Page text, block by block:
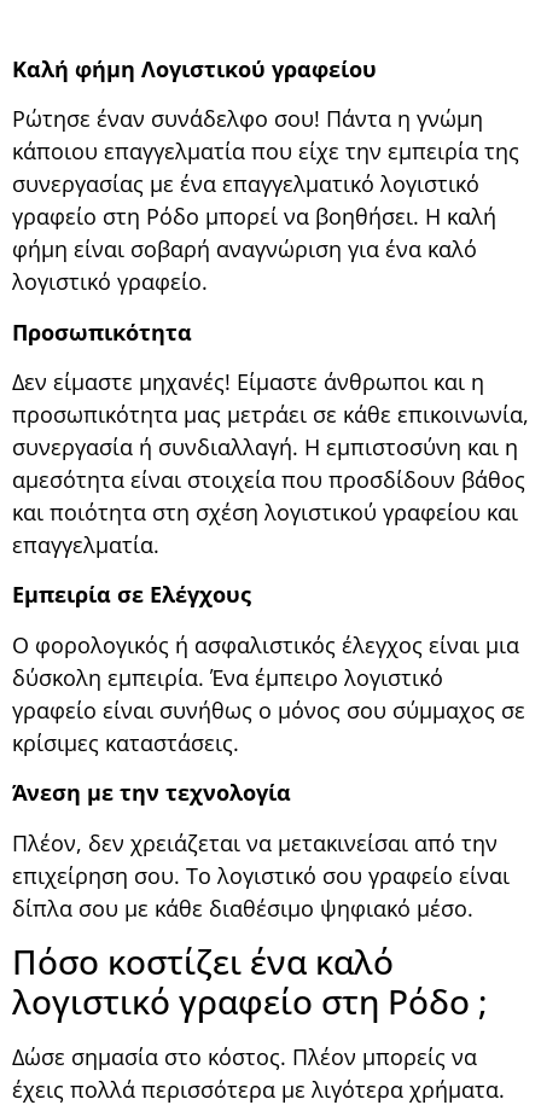
Καλή φήμη Λογιστικού γραφείου
Ρώτησε έναν συνάδελφο σου! Πάντα η γνώμη
κάποιου επαγγελματία που είχε την εμπειρία της
συνεργασίας με ένα επαγγελματικό λογιστικό
γραφείο στη Ρόδο μπορεί να βοηθήσει. Η καλή
φήμη είναι σοβαρή αναγνώριση για ένα καλό
λογιστικό γραφείο.
Προσωπικότητα
Δεν είμαστε μηχανές! Είμαστε άνθρωποι και η
προσωπικότητα μας μετράει σε κάθε επικοινωνία,
συνεργασία ή συνδιαλλαγή. Η εμπιστοσύνη και η
αμεσότητα είναι στοιχεία που προσδίδουν βάθος
και ποιότητα στη σχέση λογιστικού γραφείου και
επαγγελματία.
Εμπειρία σε Ελέγχους
Ο φορολογικός ή ασφαλιστικός έλεγχος είναι μια
δύσκολη εμπειρία. Ένα έμπειρο λογιστικό
γραφείο είναι συνήθως ο μόνος σου σύμμαχος σε
κρίσιμες καταστάσεις.
Άνεση με την τεχνολογία
Πλέον, δεν χρειάζεται να μετακινείσαι από την
επιχείρηση σου. Το λογιστικό σου γραφείο είναι
δίπλα σου με κάθε διαθέσιμο ψηφιακό μέσο.
Πόσο κοστίζει ένα καλό
λογιστικό γραφείο στη Ρόδο ;
Δώσε σημασία στο κόστος. Πλέον μπορείς να
έχεις πολλά περισσότερα με λιγότερα χρήματα.